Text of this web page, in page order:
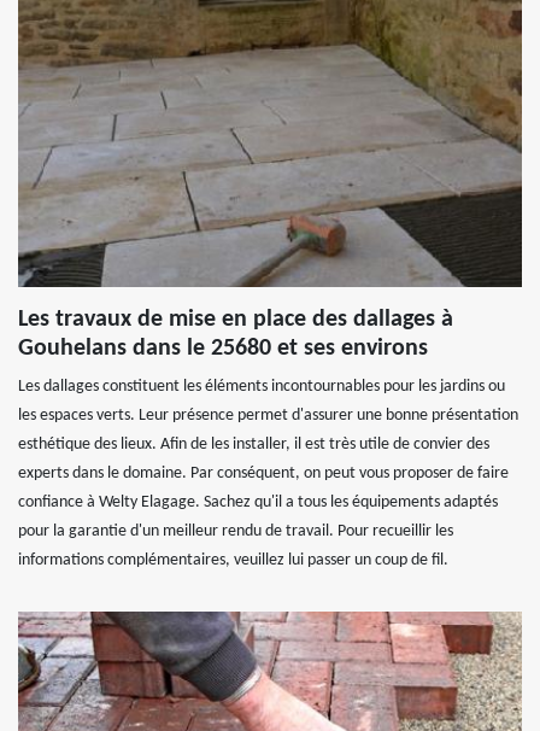
Les travaux de mise en place des dallages à
Gouhelans dans le 25680 et ses environs
Les dallages constituent les éléments incontournables pour les jardins ou
les espaces verts. Leur présence permet d'assurer une bonne présentation
esthétique des lieux. Afin de les installer, il est très utile de convier des
experts dans le domaine. Par conséquent, on peut vous proposer de faire
confiance à Welty Elagage. Sachez qu'il a tous les équipements adaptés
pour la garantie d'un meilleur rendu de travail. Pour recueillir les
informations complémentaires, veuillez lui passer un coup de fil.